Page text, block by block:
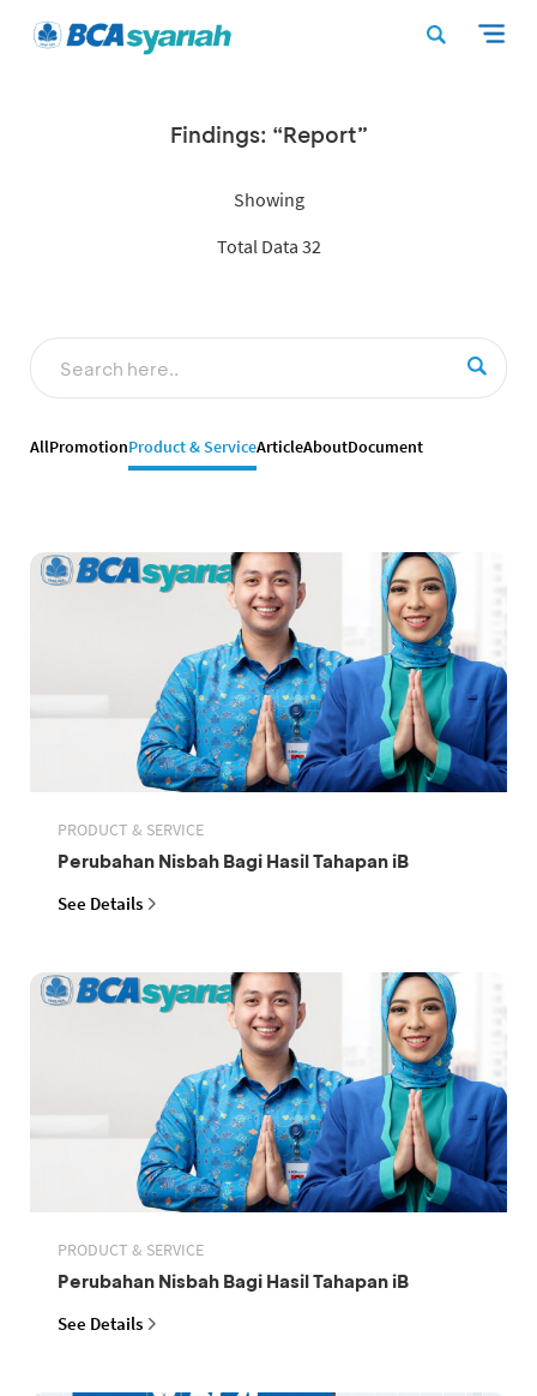
Findings: “Report”
Showing
Total Data 32
AllPromotionProduct & ServiceArticleAboutDocument
PRODUCT & SERVICE
Perubahan Nisbah Bagi Hasil Tahapan iB
See Details
PRODUCT & SERVICE
Perubahan Nisbah Bagi Hasil Tahapan iB
See Details